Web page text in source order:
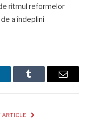
ritmul reformelor
a îndeplini
Tumblr Email
ARTICLE